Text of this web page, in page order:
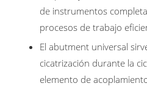
de instrumentos
procesos de trabajo
El abutment universal
cicatrización durante la
elemento de